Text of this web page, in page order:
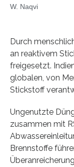
W. Naqvi
Durch
an reaktivem
freigesetzt.
globalen, von
Stickstoff
Ungenutzte
zusammen mit
Brennstoffe